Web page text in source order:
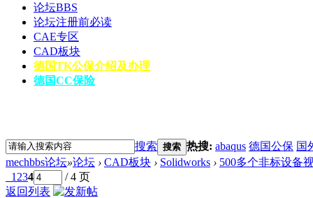
论坛BBS
论坛注册前必读
CAE专区
CAD板块
德国TK公保介绍及办理
德国CC保险
搜索 搜索 热搜: abaqus 德国公保 国
mechbbs论坛»论坛 › CAD板块 › Solidworks › 500多个非标设备
1 234
/ 4 页
返回列表